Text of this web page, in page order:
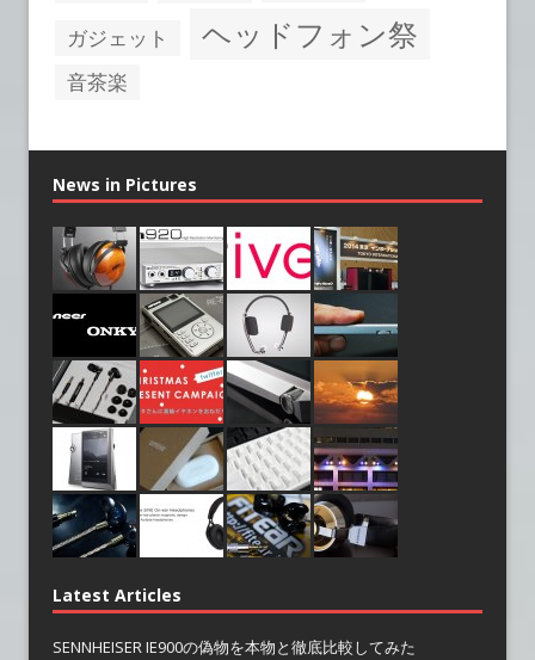
ガジェット ヘッドフォン祭
音茶楽
News in Pictures
Latest Articles
SENNHEISER IE900の偽物を本物と徹底比較してみた